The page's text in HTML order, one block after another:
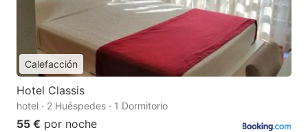
Calefacción
Hotel Classis
hotel · 2 Huéspedes · 1 Dormitorio
55 € por noche